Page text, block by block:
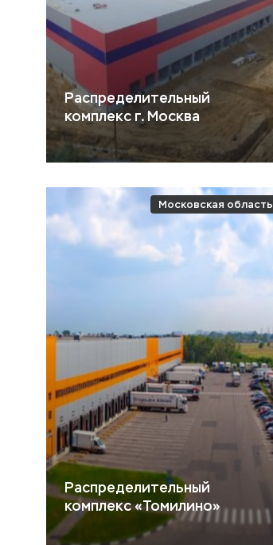
Распределительный
комплекс г. Москва
Московская область
Распределительный
комплекс «Томилино»